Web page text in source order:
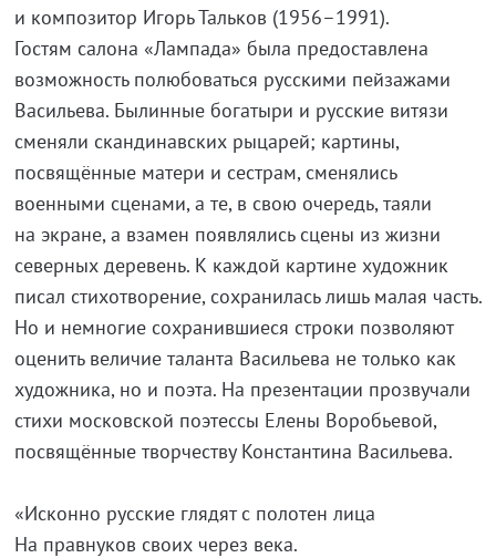
и композитор Игорь Тальков (1956–1991).
Гостям салона «Лампада» была предоставлена
возможность полюбоваться русскими пейзажами
Васильева. Былинные богатыри и русские витязи
сменяли скандинавских рыцарей; картины,
посвящённые матери и сестрам, сменялись
военными сценами, а те, в свою очередь, таяли
на экране, а взамен появлялись сцены из жизни
северных деревень. К каждой картине художник
писал стихотворение, сохранилась лишь малая часть.
Но и немногие сохранившиеся строки позволяют
оценить величие таланта Васильева не только как
художника, но и поэта. На презентации прозвучали
стихи московской поэтессы Елены Воробьевой,
посвящённые творчеству Константина Васильева.
«Исконно русские глядят с полотен лица
На правнуков своих через века.